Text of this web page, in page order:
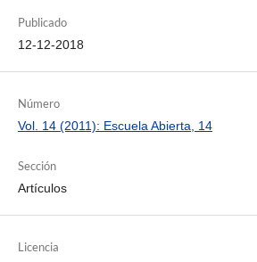
Publicado
12-12-2018
Número
Vol. 14 (2011): Escuela Abierta, 14
Sección
Artículos
Licencia